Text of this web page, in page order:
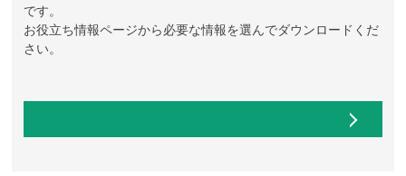
です。
お役立ち情報ページから必要な情報を選んでダウンロードくだ
さい。